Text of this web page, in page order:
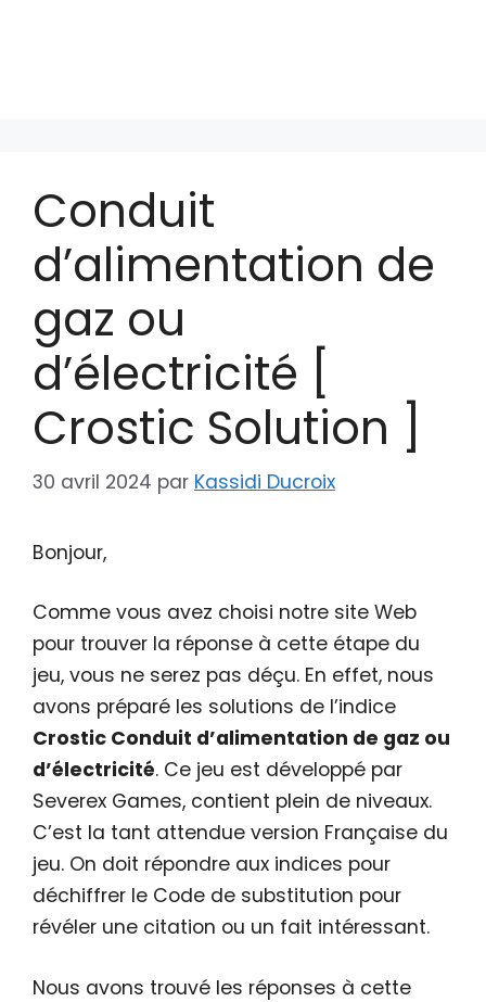
Conduit
d’alimentation de
gaz ou
d’électricité [
Crostic Solution ]
30 avril 2024 par Kassidi Ducroix
Bonjour,
Comme vous avez choisi notre site Web
pour trouver la réponse à cette étape du
jeu, vous ne serez pas déçu. En effet, nous
avons préparé les solutions de l’indice
Crostic Conduit d’alimentation de gaz ou
d’électricité. Ce jeu est développé par
Severex Games, contient plein de niveaux.
C’est la tant attendue version Française du
jeu. On doit répondre aux indices pour
déchiffrer le Code de substitution pour
révéler une citation ou un fait intéressant.
Nous avons trouvé les réponses à cette